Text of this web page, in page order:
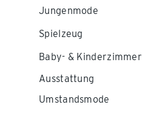
Jungenmode
Spielzeug
Baby- & Kinderzimmer
Ausstattung
Umstandsmode